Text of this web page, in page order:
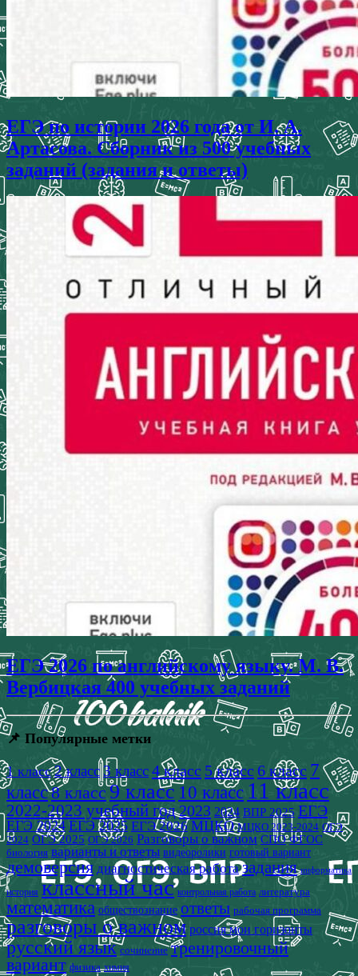
ЕГЭ по истории 2026 года от И. А.
Артасова. Сборник из 500 учебных
заданий (задания и ответы)
ЕГЭ 2026 по английскому языку. М. В.
Вербицкая 400 учебных заданий
📌 Популярные метки
1 класс 2 класс3 класс4 класс 5 класс 6 класс 7
класс8 класс9 класс 10 класс 11 класс
2022-2023 учебный год2023 2024 ВПР 2025 ЕГЭ
ЕГЭ 2024 ЕГЭ 2025 ЕГЭ 2026 МЦКО МЦКО 2023-2024 ОГЭ
2024 ОГЭ 2025 ОГЭ 2026 Разговоры о важном СПО ФГОС
биология варианты и ответы видеоролики готовый вариант
демоверсия диагностическая работа задания информатика
история классный час контрольная работа литература
математика обществознание ответы рабочая программа
разговоры о важном россия мои горизонты
русский язык сочинение тренировочный
вариант физика химия